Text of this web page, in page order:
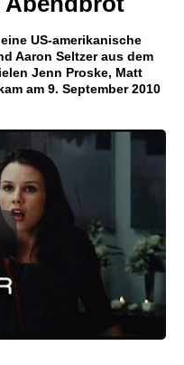
US-amerikanische
Aaron Seltzer aus dem
Jenn Proske, Matt
am 9. September 2010